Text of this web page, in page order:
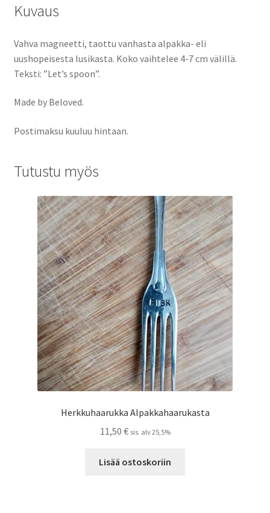
Kuvaus
Vahva magneetti, taottu vanhasta alpakka- eli
uushopeisesta lusikasta. Koko vaihtelee 4-7 cm välillä.
Teksti: ”Let’s spoon”.
Made by Beloved.
Postimaksu kuuluu hintaan.
Tutustu myös
Herkkuhaarukka Alpakkahaarukasta
11,50 € sis. alv 25,5%
Lisää ostoskoriin